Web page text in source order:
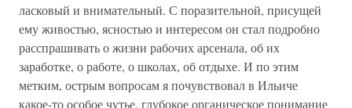
ласковый и внимательный. С поразительной, присущей
ему живостью, ясностью и интересом он стал подробно
расспрашивать о жизни рабочих арсенала, об их
заработке, о работе, о школах, об отдыхе. И по этим
метким, острым вопросам я почувствовал в Ильиче
какое-то особое чутье, глубокое органическое понимание